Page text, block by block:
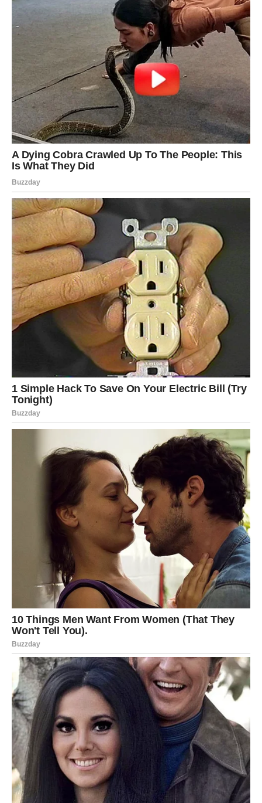
Ovaj preokret ima jednu važnu poruku: ništa nije bilo
uzalud. Sve što si prošao bilo je priprema za ovo.
Lav ponovo postaje ono što jeste – snažan, ponosan i
siguran u sebe.
JARAC – IZNENADNI NOVČANI
DOBITAK KOJI MENJA SVE
A sada dolazimo do znaka kome sledi nešto što će ga
iskreno iznenaditi.
Jarac je u poslednje vreme mnogo razmišljao o novcu. O
sigurnosti. O obavezama. O tome kako da spoji kraj sa
krajem ili kako da stabilizuje situaciju koja ga je brinula.
I baš kada najmanje očekuje – dolazi novac.
Iznenadno. Neočekivano. U pravom trenutku.
Može biti kroz posao, kroz pomoć, kroz dug koji se vraća,
kroz neku priliku koju nisi planirao ili kroz nešto što si
davno započeo pa zaboravio. Ali ono što je sigurno jeste
da ti ovaj novčani dobitak dolazi kao olakšanje koje menja
raspoloženje, planove i osećaj sigurnosti.
Jarac dobija potvrdu da trud nikada nije bio uzaludan.
Ovo nije samo novac. Ovo je poruka sudbine: “Vreme je
da odahneš.”
Sa tim dolazi i nova energija. Više samopouzdanja. Više
vere. Više optimizma.
Jarac konačno prestaje da brine i počinje da planira sa
osmehom.